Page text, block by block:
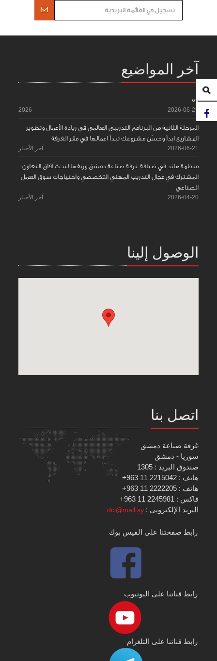
آخر المواضيع
55
2026-06-25
2026
المرحلة الثانية من البرنامج التدريبي العالمي في ريادة الأعمال وتطوير
المشاريع ابدأ وحسّن مشروعك تبدأ اعمالها في مقر الغرفة
2026-06-21 آخر الأخبار
منظمة هاند في ضيافة غرفة صناعة دمشق وريفها لبحث آفاق التعاون
المشترك في مجال التدريب المهني التخصصي واحتياجات سوق العمل
الصناعي
2026-04-20 آخر الأخبار
الوصول إلينا
اتصل بنا
غرفة صناعة دمشق
سوريا - دمشق
صندوق البريد : 1305
هاتف : 2215042 11 963+
هاتف : 2222205 11 963+
فاكس : 2245981 11 963+
البريد الإلكتروني :dci@mail.sy
رابط صفحتنا على الفيس بوك
رابط قناتنا على اليوتيوب
رابط قناتنا على التلغرام